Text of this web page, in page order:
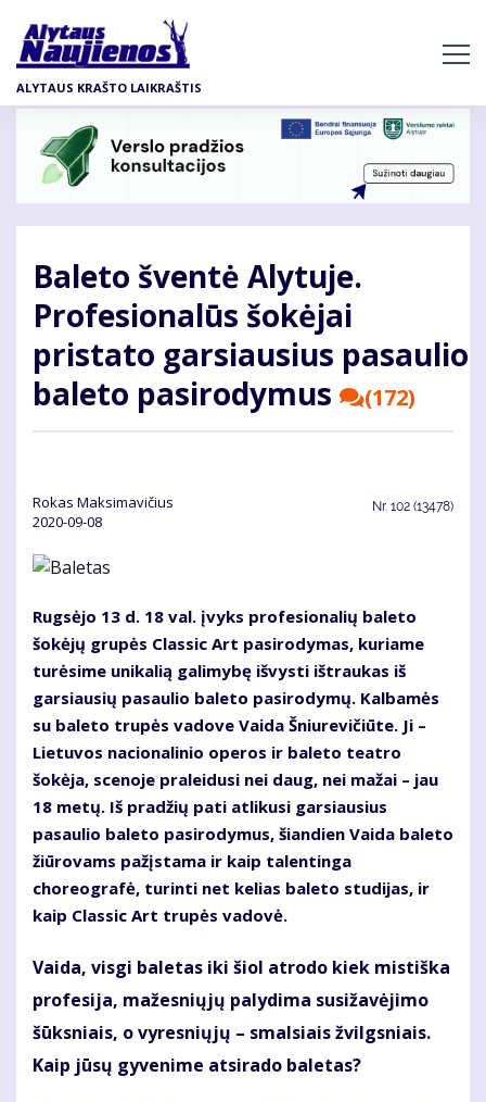
pagrindinį
turinį
ALYTAUS KRAŠTO LAIKRAŠTIS
Baleto šventė Alytuje.
Profesionalūs šokėjai
pristato garsiausius pasaulio
baleto pasirodymus
(172)
Rokas Maksimavičius
2020-09-08
Nr. 102 (13478)
Rugsėjo 13 d. 18 val. įvyks profesionalių baleto
šokėjų grupės Classic Art pasirodymas, kuriame
turėsime unikalią galimybę išvysti ištraukas iš
garsiausių pasaulio baleto pasirodymų. Kalbamės
su baleto trupės vadove Vaida Šniurevičiūte. Ji –
Lietuvos nacionalinio operos ir baleto teatro
šokėja, scenoje praleidusi nei daug, nei mažai – jau
18 metų. Iš pradžių pati atlikusi garsiausius
pasaulio baleto pasirodymus, šiandien Vaida baleto
žiūrovams pažįstama ir kaip talentinga
choreografė, turinti net kelias baleto studijas, ir
kaip Classic Art trupės vadovė.
Vaida, visgi baletas iki šiol atrodo kiek mistiška
profesija, mažesniųjų palydima susižavėjimo
šūksniais, o vyresniųjų – smalsiais žvilgsniais.
Kaip jūsų gyvenime atsirado baletas?